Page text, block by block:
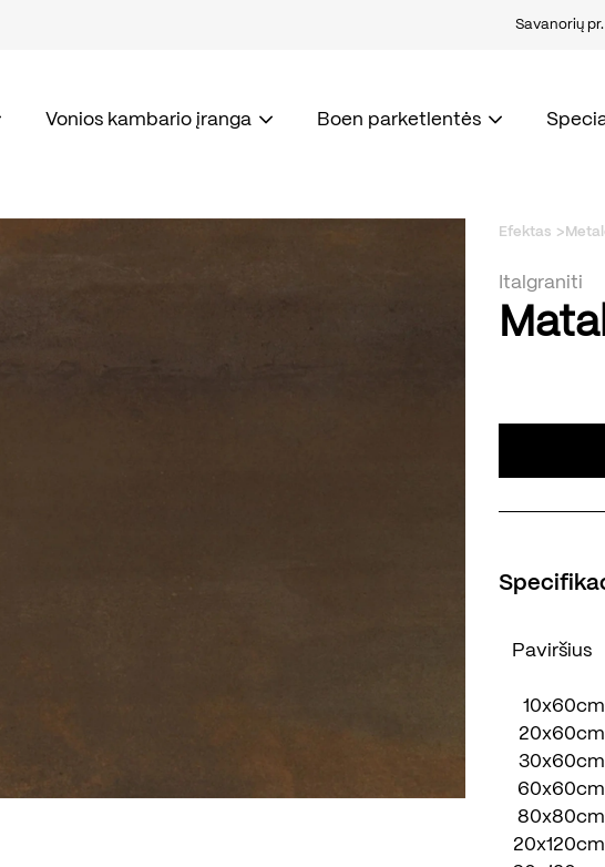
Savanorių pr.
Vonios kambario įranga Boen parketlentės
Efektas
Italgraniti
Paviršius
10x60cm
20x60cm
30x60cm
60x60cm
80x80cm
20x120cm